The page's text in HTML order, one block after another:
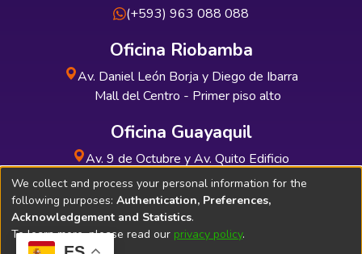
(+593) 963 088 088
Oficina Riobamba
Av. Daniel León Borja y Diego de Ibarra
Mall del Centro - Primer piso alto
Oficina Guayaquil
Av. 9 de Octubre y Av. Quito Edificio
INDUAUTO - Planta baja
We collect and process your personal information for the
following purposes: Authentication, Preferences,
Acknowledgement and Statistics.
To learn more, please read our privacy policy.